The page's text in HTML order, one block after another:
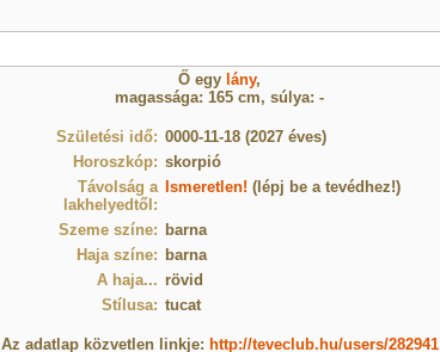
Ő egy lány,
magassága: 165 cm, súlya: -
Születési idő: 0000-11-18 (2027 éves)
Horoszkóp: skorpió
Távolság a
lakhelyedtől:
Ismeretlen! (lépj be a tevédhez!)
Szeme színe: barna
Haja színe: barna
A haja... rövid
Stílusa: tucat
Az adatlap közvetlen linkje: http://teveclub.hu/users/282941